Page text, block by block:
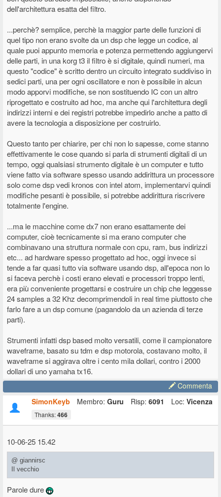
dell'architettura esatta del filtro.
...perchè? semplice, perchè la maggior parte delle funzioni di
quel tipo non erano svolte da un dsp che legge un codice, al
quale puoi appunto memoria e potenza permettendo aggiungervi
delle parti, in una korg t3 il filtro è si digitale, quindi numeri, ma
questo "codice" è scritto dentro un circuito integrato suddiviso in
sedici parti, una per ogni oscillatore e non è possibile in alcun
modo apporvi modifiche, se non sostituendo IC con un altro
riprogettato e costruito ad hoc, ma anche qui l'architettura degli
indirizzi interni e dei registri potrebbe impedirlo anche a patto di
avere la tecnologia a disposizione per costruirlo.
Questo tanto per chiarire, per chi non lo sapesse, come stanno
effettivamente le cose quando si parla di strumenti digitali di un
tempo, oggi qualsiasi strumento digitale è un computer e tutto
viene fatto via software spesso usando addirittura un processore
solo come dsp vedi kronos con intel atom, implementarvi quindi
modifiche pesanti è possibile, si potrebbe addirittura riscrivere
totalmente l'engine.
...ma le macchine come dx7 non erano esattamente dei
computer, cioè tecnicamente si ma erano computer che
combinavano una struttura normale con cpu, ram, bus indirizzi
etc... ad hardware spesso progettato ad hoc, oggi invece si
tende a far quasi tutto via software usando dsp, all'epoca non lo
si faceva perchè i costi erano elevati e processori troppo lenti,
era più conveniente progettarsi e costruire un chip che leggesse
24 samples a 32 Khz decomprimendoli in real time piuttosto che
farlo fare a un dsp comune (pagandolo da un azienda di terze
parti).
Strumenti infatti dsp based molto versatili, come il campionatore
waveframe, basato su tdm e dsp motorola, costavano molto, il
waveframe si aggirava oltre i cento mila dollari, contro i 2000
dollari di uno yamaha tx16.
Commenta
SimonKeyb
Membro: Guru Risp: 6091 Loc: Vicenza
Thanks:466
10-06-25 15.42
@ giannirsc
Il vecchio
Parole dure